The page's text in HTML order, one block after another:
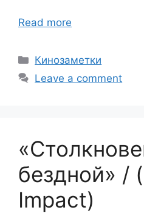
Read more
Categories
Кинозаметки
Leave a comment
бездной» /
Impact)